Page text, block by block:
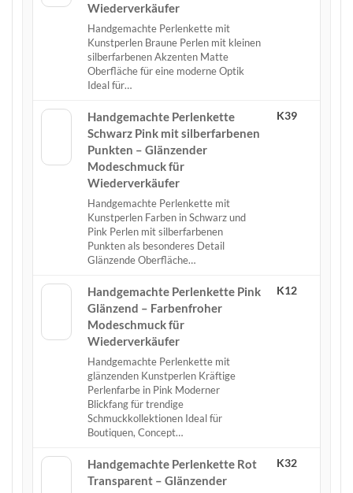
Wiederverkäufer
Handgemachte Perlenkette mit
Kunstperlen Braune Perlen mit kleinen
silberfarbenen Akzenten Matte
Oberfläche für eine moderne Optik
Ideal für…
Handgemachte Perlenkette
Schwarz Pink mit silberfarbenen
Punkten – Glänzender
Modeschmuck für
Wiederverkäufer
Handgemachte Perlenkette mit
Kunstperlen Farben in Schwarz und
Pink Perlen mit silberfarbenen
Punkten als besonderes Detail
Glänzende Oberfläche…
K39
Handgemachte Perlenkette Pink
Glänzend – Farbenfroher
Modeschmuck für
Wiederverkäufer
Handgemachte Perlenkette mit
glänzenden Kunstperlen Kräftige
Perlenfarbe in Pink Moderner
Blickfang für trendige
Schmuckkollektionen Ideal für
Boutiquen, Concept…
K12
Handgemachte Perlenkette Rot
Transparent – Glänzender
K32